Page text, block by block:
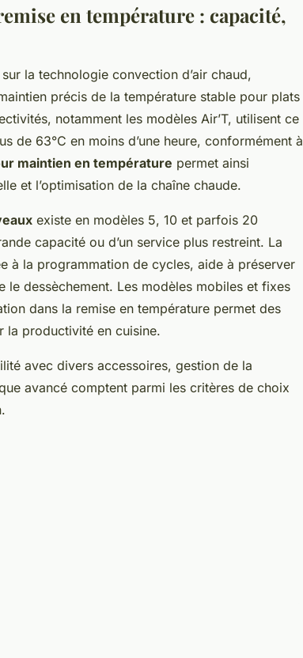
en température : capacité,
sur la technologie convection d’air chaud,
précis de la température stable pour plats
notamment les modèles Air’T, utilisent ce
de 63°C en moins d’une heure, conformément à
maintien en température permet ainsi
et l’optimisation de la chaîne chaude.
existe en modèles 5, 10 et parfois 20
capacité ou d’un service plus restreint. La
à la programmation de cycles, aide à préserver
dessèchement. Les modèles mobiles et fixes
dans la remise en température permet des
la productivité en cuisine.
avec divers accessoires, gestion de la
avancé comptent parmi les critères de choix